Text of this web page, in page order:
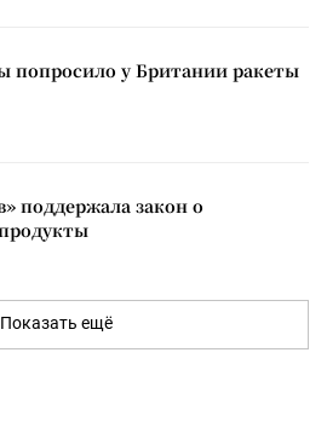
у Британии ракеты
поддержала закон о
Показать ещё